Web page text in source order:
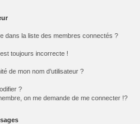
dans la liste des membres connectés ?
toujours incorrecte !
de mon nom d’utilisateur ?
?
on me demande de me connecter !?